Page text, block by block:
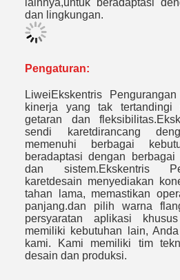
lainnya,untuk beradaptasi
dan lingkungan.
Pengaturan:
LiweiEkskentris
kinerja yang tak tertandingi
getaran dan fleksibilitas.
sendi karetdirancang
memenuhi berbagai
beradaptasi dengan berbagai
dan sistem.Ekskentris
karetdesain menyediakan
tahan lama, memastikan
panjang.dan pilih warna
persyaratan aplikasi
memiliki kebutuhan lain,
kami. Kami memiliki tim
desain dan produksi.